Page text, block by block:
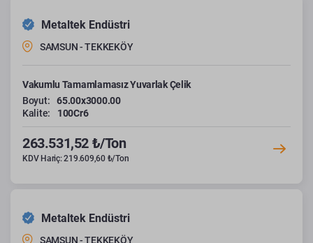
Metaltek Endüstri
SAMSUN - TEKKEKÖY
Vakumlu Tamamlamasız Yuvarlak Çelik
Boyut:
65.00x3000.00
Kalite:
100Cr6
263.531,52 ₺/Ton
KDV Hariç: 219.609,60 ₺/Ton
Metaltek Endüstri
SAMSUN - TEKKEKÖY